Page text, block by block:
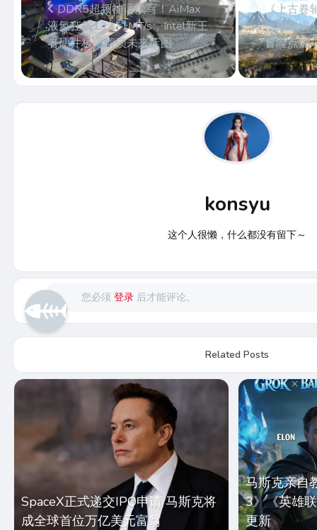
DDR5超频神话续写！AiMax
液氮狂飙13211MT/s，Intel新王
者硬件极限解锁未来蓝图
《上古卷
地图爆表
冒险点燃
konsyu
这个人很懒，什么都没有留下～
您必须登录 后才能评论。
Related Posts
SpaceX正式递交IPO申请 马斯克将
成全球首位万亿美元富翁
马斯克亲自
3》《英雄
更新